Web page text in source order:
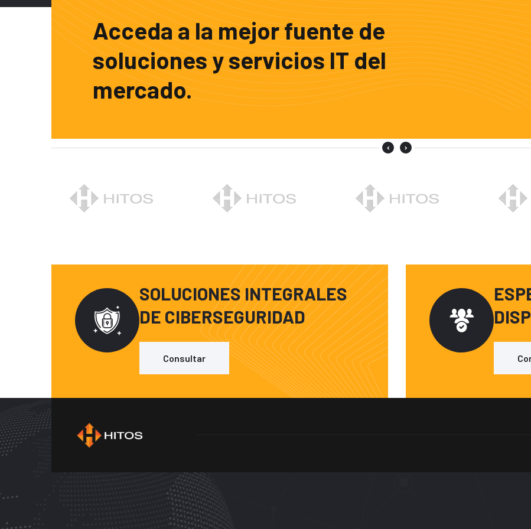
Acceda a la mejor fuente de
soluciones y servicios IT del
mercado.
SOLUCIONES INTEGRALES
DE CIBERSEGURIDAD
Consultar